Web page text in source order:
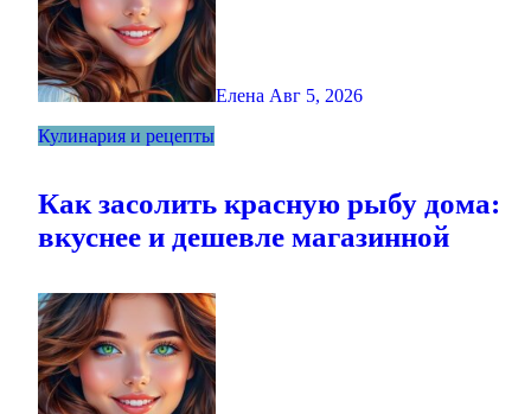
Елена Авг 5, 2026
Кулинария и рецепты
Как засолить красную рыбу дома:
вкуснее и дешевле магазинной